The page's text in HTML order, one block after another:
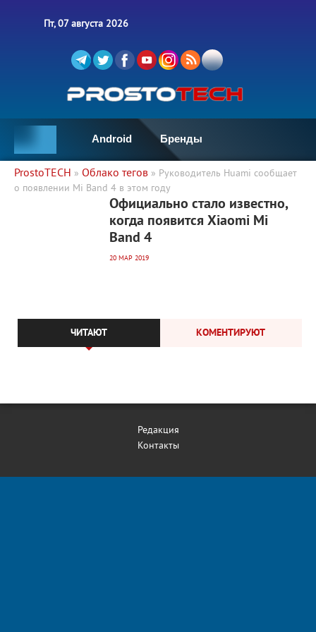
Пт, 07 августа 2026
Android Бренды
ProstoTECH » Облако тегов » Руководитель Huami сообщает
о появлении Mi Band 4 в этом году
4 201 0
Официально стало известно,
когда появится Xiaomi Mi
Band 4
20 МАР 2019
ЧИТАЮТ КОМЕНТИРУЮТ
Редакция
Контакты